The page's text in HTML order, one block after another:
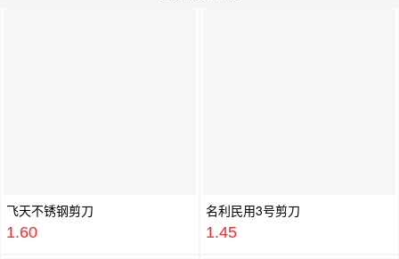
飞天不锈钢剪刀
1.60
名利民用3号剪刀
1.45